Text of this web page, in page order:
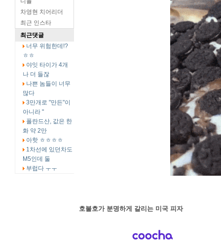
차영현 치어리더
최근 인스타
최근댓글
너무 위험한데!?
ㅎㅎ
야잇 타이가 4개
나 더 들잖
나쁜 놈들이 너무
많다
3만개로 "만든"이
아니라 "
폴란드산, 값은 한
화 약 2만
아핫 ㅎㅎㅎㅎ
1차선에 있던차도
M5인데 둘
부럽다 ㅜㅜ
호불호가 분명하게 갈리는 미국 피자